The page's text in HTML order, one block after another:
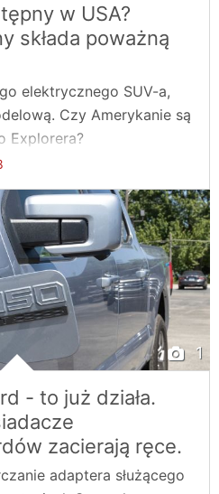
w USA?
składa poważną
elektrycznego SUV-a,
Czy Amerykanie są
Explorera?
1
- to już działa.
zacierają ręce.
adaptera służącego